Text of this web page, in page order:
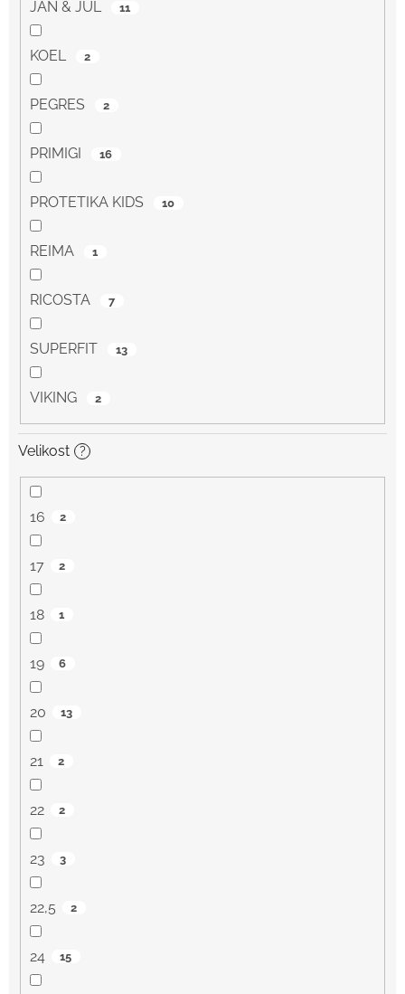
JAN & JUL 11
KOEL 2
PEGRES 2
PRIMIGI 16
PROTETIKA KIDS 10
REIMA 1
RICOSTA 7
SUPERFIT 13
VIKING 2
Velikost ?
16 2
17 2
18 1
19 6
20 13
21 2
22 2
23 3
22,5 2
24 15